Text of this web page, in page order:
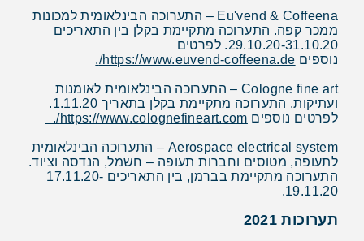
Eu'vend & Coffeena – התערוכה הבינלאומית למכונות
ממכר קפה. התערוכה מתקיימת בקלן בין התאריכים
29.10.20-31.10.20. לפרטים
נוספים https://www.euvend-coffeena.de/
.
Cologne fine art – התערוכה הבינלאומית לאומנות
ועתיקות. התערוכה מתקיימת בקלן בתאריך 1.11.20.
לפרטים נוספים https://www.colognefineart.com/
.
Aerospace electrical system – התערוכה הבינלאומית
לתעופה, מטוסים וחברות תעופה – חשמל, הנדסה וציוד.
התערוכה מתקיימת בברמן, בין התאריכים 17.11.20-
19.11.20.
תערוכות 2021